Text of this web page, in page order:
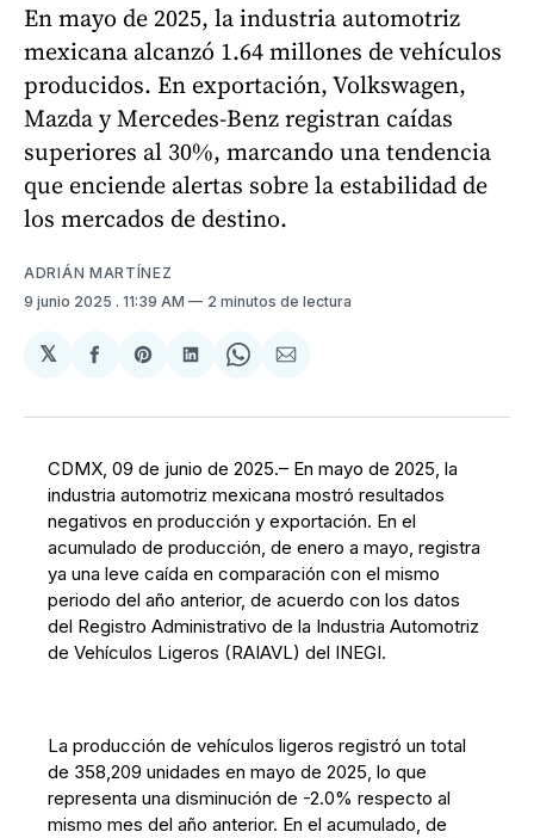
En mayo de 2025, la industria automotriz
mexicana alcanzó 1.64 millones de vehículos
producidos. En exportación, Volkswagen,
Mazda y Mercedes-Benz registran caídas
superiores al 30%, marcando una tendencia
que enciende alertas sobre la estabilidad de
los mercados de destino.
ADRIÁN MARTÍNEZ
9 junio 2025 . 11:39 AM 2 minutos de lectura
𝕏
Compartir
Facebook
Share
Pinterest
Compartir
LinkedIn
Share
WhatsApp
Compartir
Email
CDMX, 09 de junio de 2025.– En mayo de 2025, la
industria automotriz mexicana mostró resultados
negativos en producción y exportación. En el
acumulado de producción, de enero a mayo, registra
ya una leve caída en comparación con el mismo
periodo del año anterior, de acuerdo con los datos
del Registro Administrativo de la Industria Automotriz
de Vehículos Ligeros (RAIAVL) del INEGI.
La producción de vehículos ligeros registró un total
de 358,209 unidades en mayo de 2025, lo que
representa una disminución de -2.0% respecto al
mismo mes del año anterior. En el acumulado, de